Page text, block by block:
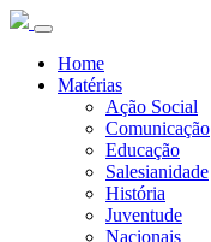
Home
Matérias
Ação Social
Comunicação
Educação
Salesianidade
História
Juventude
Nacionais